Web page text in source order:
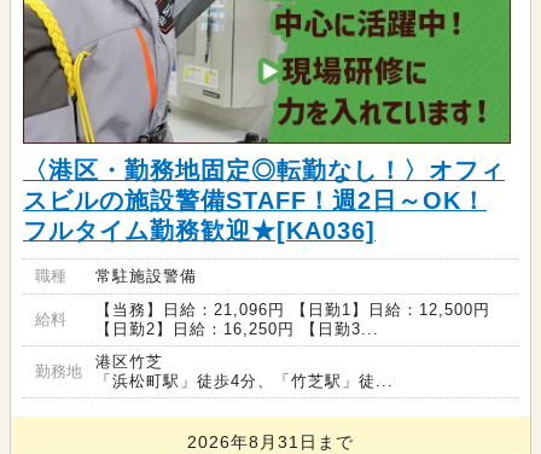
〈港区・勤務地固定◎転勤なし！〉オフィ
スビルの施設警備STAFF！週2日～OK！
フルタイム勤務歓迎★[KA036]
職種 常駐施設警備
給料
【当務】日給：21,096円 【日勤1】日給：12,500円
【日勤2】日給：16,250円 【日勤3...
勤務地
港区竹芝
「浜松町駅」徒歩4分、「竹芝駅」徒...
2026年8月31日まで